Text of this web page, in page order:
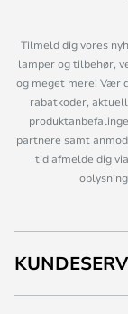
Tilmeld dig vores
lamper og tilbehør,
og meget mere! Vær
rabatkoder,
partnere samt
tid afmelde dig